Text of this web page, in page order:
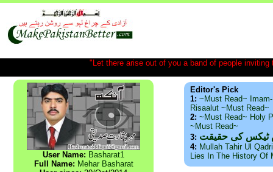
"Let there arise out of you a band of people
User Name: Basharat1
Full Name: Mehar Basharat
Editor's Pick
1: ~Must Read~
Risaalut ~Must Read~
2: ~Must Read~ Holy
~Must Read~
3: ٹیکس کی حقیقت
4: Mullah Tahir Ul
Lies In The History Of